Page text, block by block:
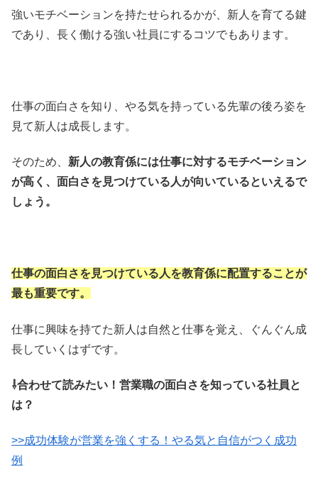
強いモチベーションを持たせられるかが、新人を育てる鍵
であり、長く働ける強い社員にするコツでもあります。
仕事の面白さを知り、やる気を持っている先輩の後ろ姿を
見て新人は成長します。
そのため、 新人の教育係には仕事に対するモチベーション
が高く、面白さを見つけている人が向いているといえるで
しょう。
仕事の面白さを見つけている人を教育係に配置することが
最も重要です。
仕事に興味を持てた新人は自然と仕事を覚え、ぐんぐん成
長していくはずです。
⇩合わせて読みたい！営業職の面白さを知っている社員と
は？
>>成功体験が営業を強くする！やる気と自信がつく成功
例